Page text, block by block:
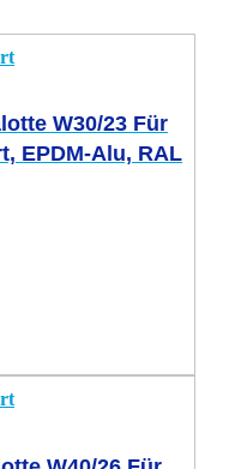
W30/23 Für
EPDM-Alu, RAL